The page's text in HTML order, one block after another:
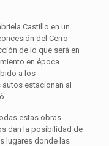
Castillo en un
del Cerro
de lo que será en
en época
a los
estacionan al
estas obras
dan la posibilidad de
lugares donde las